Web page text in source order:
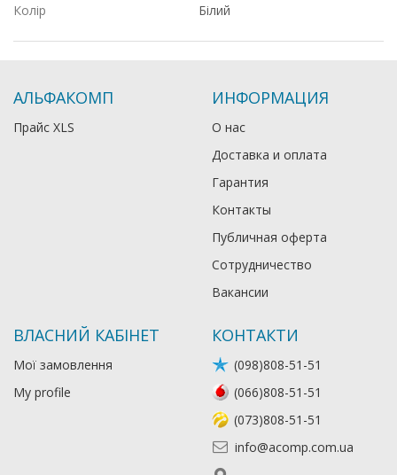
Колір
Білий
АЛЬФАКОМП
Прайс XLS
ИНФОРМАЦИЯ
О нас
Доставка и оплата
Гарантия
Контакты
Публичная оферта
Сотрудничество
Вакансии
ВЛАСНИЙ КАБІНЕТ
Мої замовлення
My profile
КОНТАКТИ
(098)808-51-51
(066)808-51-51
(073)808-51-51
info@acomp.com.ua